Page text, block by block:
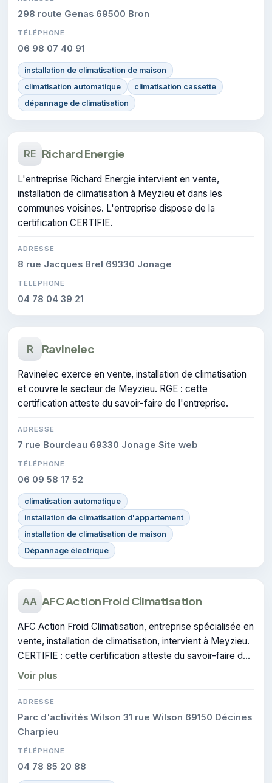
298 route Genas 69500 Bron
TÉLÉPHONE
06 98 07 40 91
installation de climatisation de maison
climatisation automatique
climatisation cassette
dépannage de climatisation
RE Richard Energie
L'entreprise Richard Energie intervient en vente,
installation de climatisation à Meyzieu et dans les
communes voisines. L'entreprise dispose de la
certification CERTIFIE.
ADRESSE
8 rue Jacques Brel 69330 Jonage
TÉLÉPHONE
04 78 04 39 21
R Ravinelec
Ravinelec exerce en vente, installation de climatisation
et couvre le secteur de Meyzieu. RGE : cette
certification atteste du savoir-faire de l'entreprise.
ADRESSE
7 rue Bourdeau 69330 Jonage Site web
TÉLÉPHONE
06 09 58 17 52
climatisation automatique
installation de climatisation d'appartement
installation de climatisation de maison
Dépannage électrique
AA AFC Action Froid Climatisation
AFC Action Froid Climatisation, entreprise spécialisée en
vente, installation de climatisation, intervient à Meyzieu.
CERTIFIE : cette certification atteste du savoir-faire de
l'entreprise.
Voir plus
ADRESSE
Parc d'activités Wilson 31 rue Wilson 69150 Décines
Charpieu
TÉLÉPHONE
04 78 85 20 88